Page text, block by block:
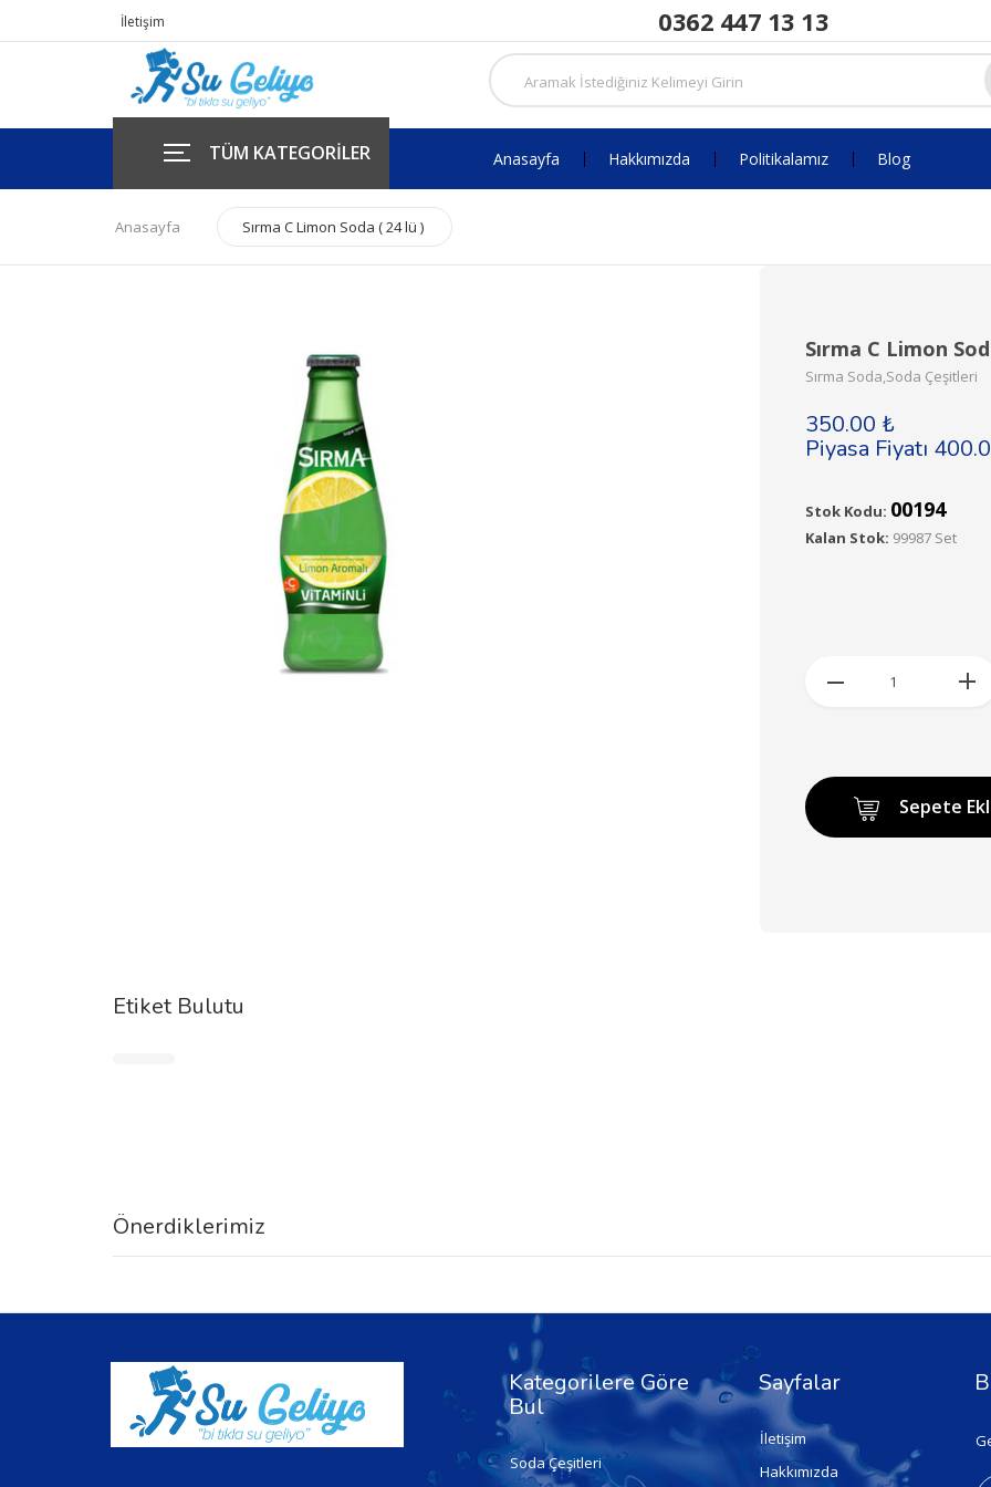
İletişim 0362 447 13 13
TÜM KATEGORİLER Anasayfa Hakkımızda Politikalamız Blog
Anasayfa Sırma C Limon Soda ( 24 lü )
Sırma C Limon
Sırma Soda,Soda Çeşitleri
350.00 ₺
Piyasa Fiyatı
Stok Kodu: 00194
Kalan Stok: 99987 Set
Sepete
Etiket Bulutu
Önerdiklerimiz
Kategorilere Göre
Bul
Soda Çeşitleri
Sayfalar
İletişim
Hakkımızda